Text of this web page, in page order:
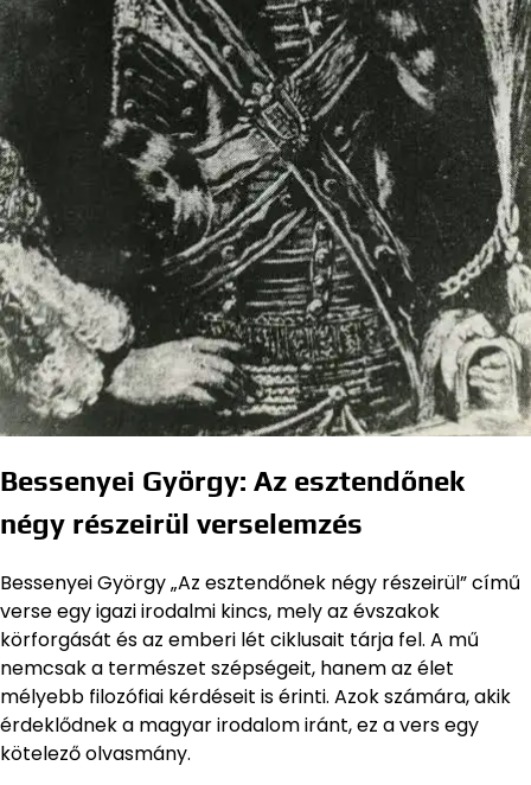
Bessenyei György: Az esztendőnek
négy részeirül verselemzés
Bessenyei György „Az esztendőnek négy részeirül” című
verse egy igazi irodalmi kincs, mely az évszakok
körforgását és az emberi lét ciklusait tárja fel. A mű
nemcsak a természet szépségeit, hanem az élet
mélyebb filozófiai kérdéseit is érinti. Azok számára, akik
érdeklődnek a magyar irodalom iránt, ez a vers egy
kötelező olvasmány.